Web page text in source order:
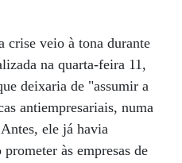
crise veio à tona durante
na quarta-feira 11,
deixaria de "assumir a
antiempresariais, numa
ele já havia
às empresas de